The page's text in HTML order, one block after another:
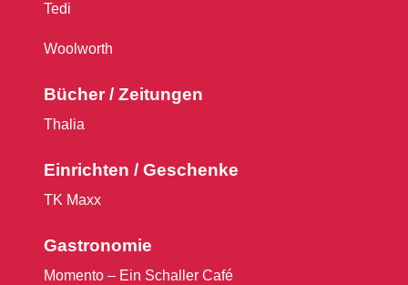
Tedi
Woolworth
Bücher / Zeitungen
Thalia
Einrichten / Geschenke
TK Maxx
Gastronomie
Momento – Ein Schaller Café